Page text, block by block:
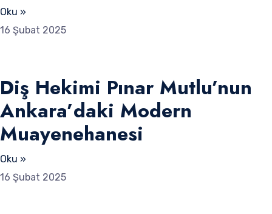
Oku »
16 Şubat 2025
Diş Hekimi Pınar Mutlu’nun
Ankara’daki Modern
Muayenehanesi
Oku »
16 Şubat 2025